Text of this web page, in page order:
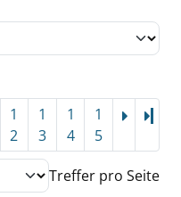
1
2
1
3
1
4
1
5
Treffer pro Seite